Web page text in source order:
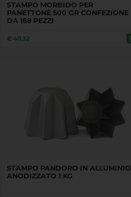
STAMPO MORBIDO PER
PANETTONE 500 GR CONFEZIONE
DA 168 PEZZI
€ 40,32
STAMPO PANDORO IN ALLUMINIO
ANODIZZATO 1 KG